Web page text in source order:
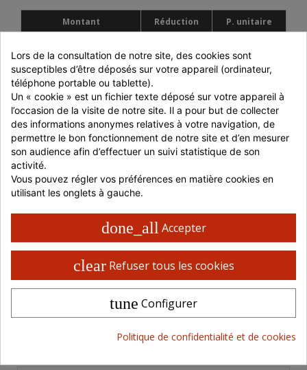
Montant Réduction
P. unitaire
700 à 999 € HT
-5%
6,44 € HT
1000 à 1499 € HT
-10%
6,10 € HT
> 1500 € HT
ou retrait en magasin
-15% 5,76 € HT
Livraison 48 / 72 H en France
Retrait possible en magasin
Paiement 100% sécurisé
CARACTÉRISTIQUES PRODUITS
Matière
PLA
3700466043852
Lors de la consultation de notre site, des cookies sont
susceptibles d’être déposés sur votre appareil (ordinateur,
téléphone portable ou tablette).
Un « cookie » est un fichier texte déposé sur votre appareil à
l’occasion de la visite de notre site. Il a pour but de collecter
des informations anonymes relatives à votre navigation, de
permettre le bon fonctionnement de notre site et d’en mesurer
son audience afin d’effectuer un suivi statistique de son
activité.
Vous pouvez régler vos préférences en matière cookies en
utilisant les onglets à gauche.
done_all Accepter
clear Refuser tous les cookies
tune Configurer
Politique de confidentialité et de cookies